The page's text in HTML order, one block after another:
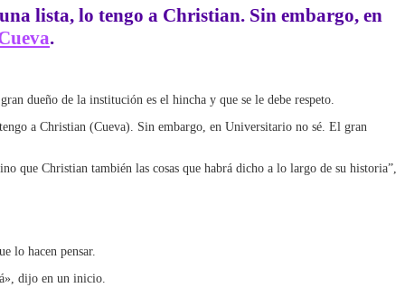
lista, lo tengo a Christian. Sin embargo, en
.
dueño de la institución es el hincha y que se le debe respeto.
a Christian (Cueva). Sin embargo, en Universitario no sé. El gran
que Christian también las cosas que habrá dicho a lo largo de su historia”,
lo hacen pensar.
dijo en un inicio.